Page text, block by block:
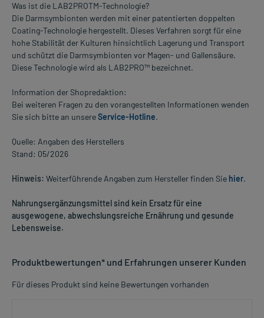
Was ist die LAB2PROTM-Technologie?
Die Darmsymbionten werden mit einer patentierten doppelten
Coating-Technologie hergestellt. Dieses Verfahren sorgt für eine
hohe Stabilität der Kulturen hinsichtlich Lagerung und Transport
und schützt die Darmsymbionten vor Magen- und Gallensäure.
Diese Technologie wird als LAB2PRO™ bezeichnet.
Information der Shopredaktion:
Bei weiteren Fragen zu den vorangestellten Informationen wenden
Sie sich bitte an unsereService-Hotline.
Quelle: Angaben des Herstellers
Stand: 05/2026
Hinweis: Weiterführende Angaben zum Hersteller finden Sie hier.
Nahrungsergänzungsmittel sind kein Ersatz für eine
ausgewogene, abwechslungsreiche Ernährung und gesunde
Lebensweise.
Produktbewertungen* und Erfahrungen unserer Kunden
Für dieses Produkt sind keine Bewertungen vorhanden